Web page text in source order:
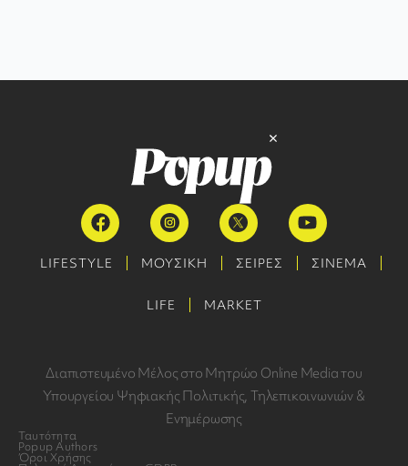
LIFESTYLE ΜΟΥΣΙΚΗ ΣΕΙΡΕΣ ΣΙΝΕΜΑ
LIFE MARKET
Διαπιστευμένο Μέλος στο Μητρώο Online Media του
Υπουργείου Ψηφιακής Πολιτικής, Τηλεπικοινωνιών &
Ενημέρωσης
Ταυτότητα
Popup Authors
Όροι Χρήσης